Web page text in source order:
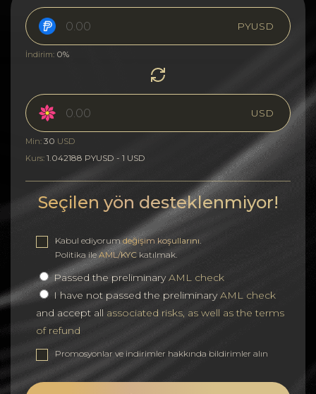
PYUSD
İndirim: 0%
USD
Min: 30 USD
Kurs: 1.042188 PYUSD - 1 USD
Seçilen yön desteklenmiyor!
Kabul ediyorumdeğişim koşullarını
Politika ileAML/KYC katılmak.
Passed the preliminaryAML check
I have not passed the preliminaryAML check
and accept all associated risks, as well as the terms
of refund
Promosyonlar ve indirimler hakkında bildirimler alın